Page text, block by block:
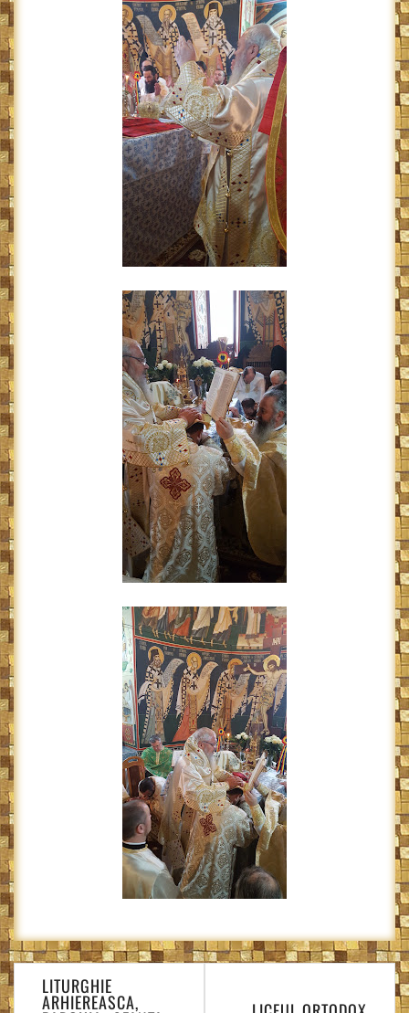
Navigare
în LITURGHIE
ARHIEREASCA,